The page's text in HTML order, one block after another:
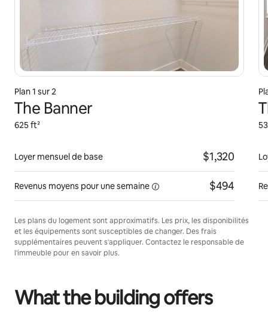
Plan 1 sur 2
The Banner
625 ft²
Loyer mensuel de base $1,320
Revenus moyens pour unesemaine $494
Les plans du logement sont approximatifs. Les prix, les disponibilités
et les équipements sont susceptibles de changer. Des frais
supplémentaires peuvent s'appliquer. Contactez le responsable de
l'immeuble pour en savoir plus.
What the building offers